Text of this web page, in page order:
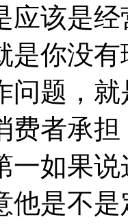
应该是
是你没
问题，
费者承
一如果
他是不